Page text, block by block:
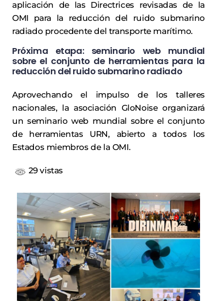
aplicación de las Directrices revisadas de la
OMI para la reducción del ruido submarino
radiado procedente del transporte marítimo.
Próxima etapa: seminario web mundial
sobre el conjunto de herramientas para la
reducción del ruido submarino radiado
Aprovechando el impulso de los talleres
nacionales, la asociación GloNoise organizará
un seminario web mundial sobre el conjunto
de herramientas URN, abierto a todos los
Estados miembros de la OMI.
29 vistas